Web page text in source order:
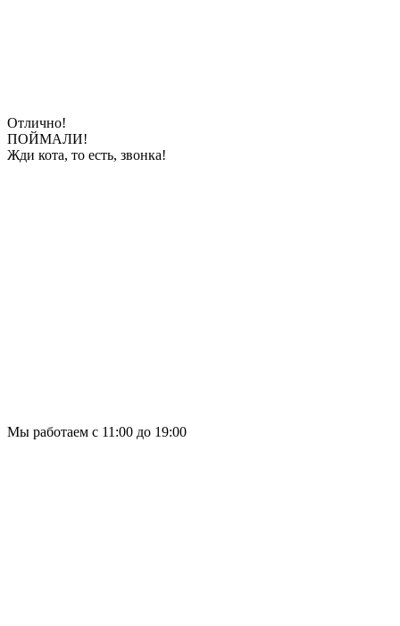
Отлично!
ПОЙМАЛИ!
Жди кота, то есть, звонка!
Мы работаем с 11:00 до 19:00